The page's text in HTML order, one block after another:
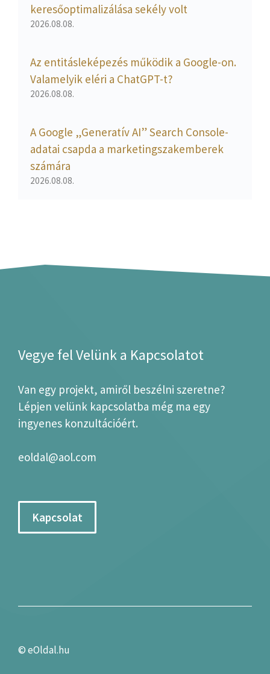
keresőoptimalizálása sekély volt
2026.08.08.
Az entitásleképezés működik a Google-on.
Valamelyik eléri a ChatGPT-t?
2026.08.08.
A Google „Generatív AI” Search Console-
adatai csapda a marketingszakemberek
számára
2026.08.08.
Vegye fel Velünk a Kapcsolatot
Van egy projekt, amiről beszélni szeretne?
Lépjen velünk kapcsolatba még ma egy
ingyenes konzultációért.
eoldal@aol.com
Kapcsolat
©eOldal.hu